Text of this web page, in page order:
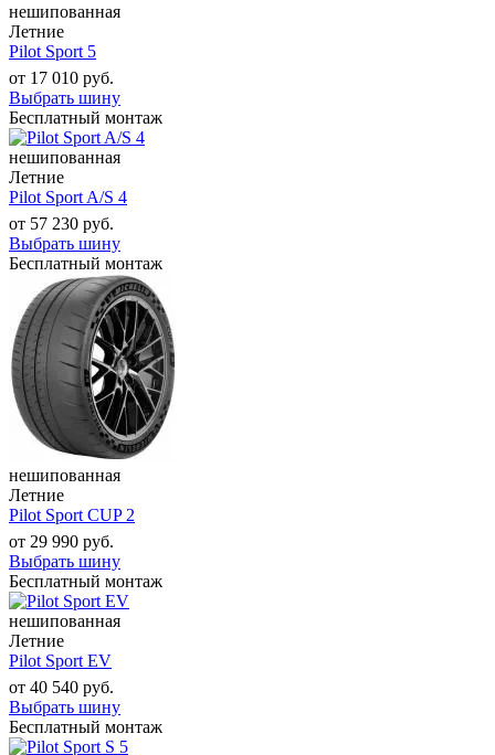
нешипованная
Летние
Pilot Sport 5
от 17 010 руб.
Выбрать шину
Бесплатный монтаж
нешипованная
Летние
Pilot Sport A/S 4
от 57 230 руб.
Выбрать шину
Бесплатный монтаж
нешипованная
Летние
Pilot Sport CUP 2
от 29 990 руб.
Выбрать шину
Бесплатный монтаж
нешипованная
Летние
Pilot Sport EV
от 40 540 руб.
Выбрать шину
Бесплатный монтаж